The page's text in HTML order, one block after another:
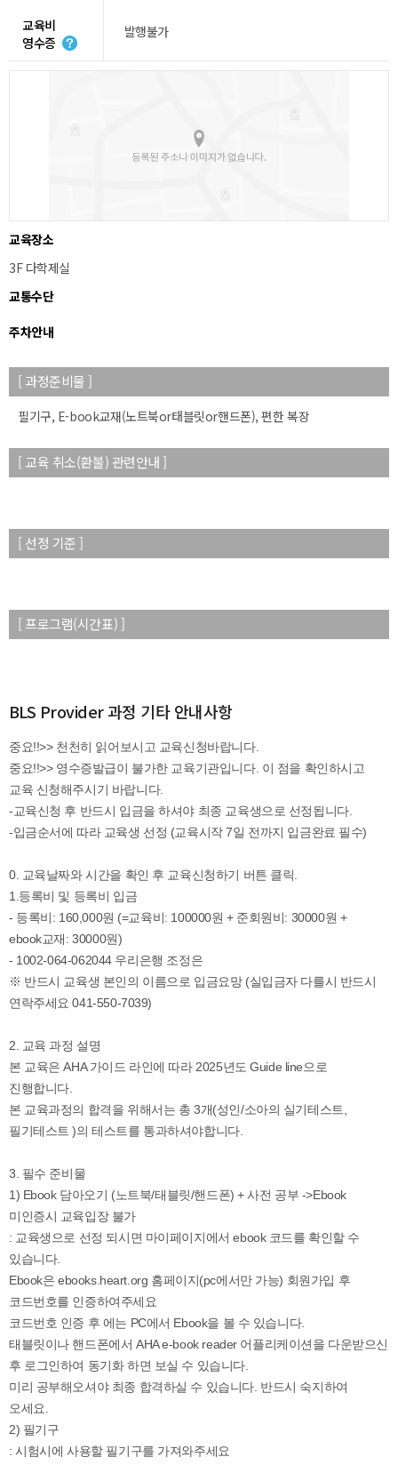
교육비
영수증
발행불가
교육장소
3F 다학제실
교통수단
주차안내
[ 과정준비물 ]
필기구, E-book교재(노트북or태블릿or핸드폰), 편한 복장
[ 교육 취소(환불) 관련안내 ]
[ 선정 기준 ]
[ 프로그램(시간표) ]
BLS Provider 과정 기타 안내사항